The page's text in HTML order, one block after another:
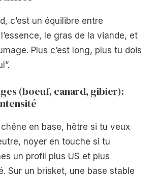
c’est un équilibre entre
le gras de la viande, et
Plus c’est long, plus tu dois
(boeuf, canard, gibier):
en base, hêtre si tu veux
noyer en touche si tu
un profil plus US et plus
Sur un brisket, une base stable